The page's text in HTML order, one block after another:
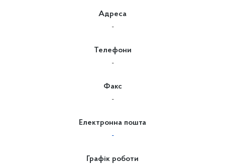
Адреса
-
Телефони
-
Факс
-
Електронна пошта
-
Графік роботи